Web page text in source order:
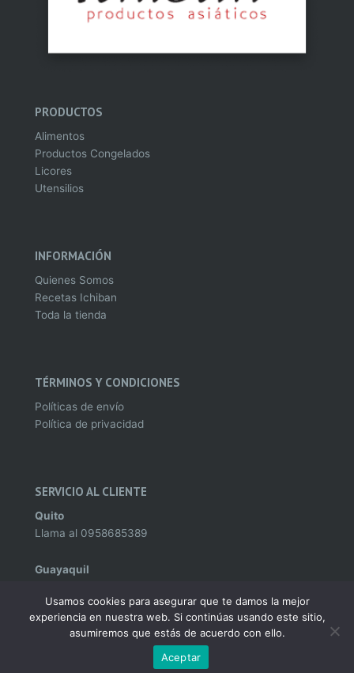
PRODUCTOS
Alimentos
Productos Congelados
Licores
Utensilios
INFORMACIÓN
Quienes Somos
Recetas Ichiban
Toda la tienda
TÉRMINOS Y CONDICIONES
Políticas de envío
Política de privacidad
SERVICIO AL CLIENTE
Quito
Llama al 0958685389
Guayaquil
Usamos cookies para asegurar que te damos la mejor
experiencia en nuestra web. Si continúas usando este sitio,
asumiremos que estás de acuerdo con ello.
Aceptar